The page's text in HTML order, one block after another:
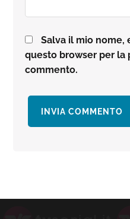
Salva il mio nome,
questo browser per la
commento.